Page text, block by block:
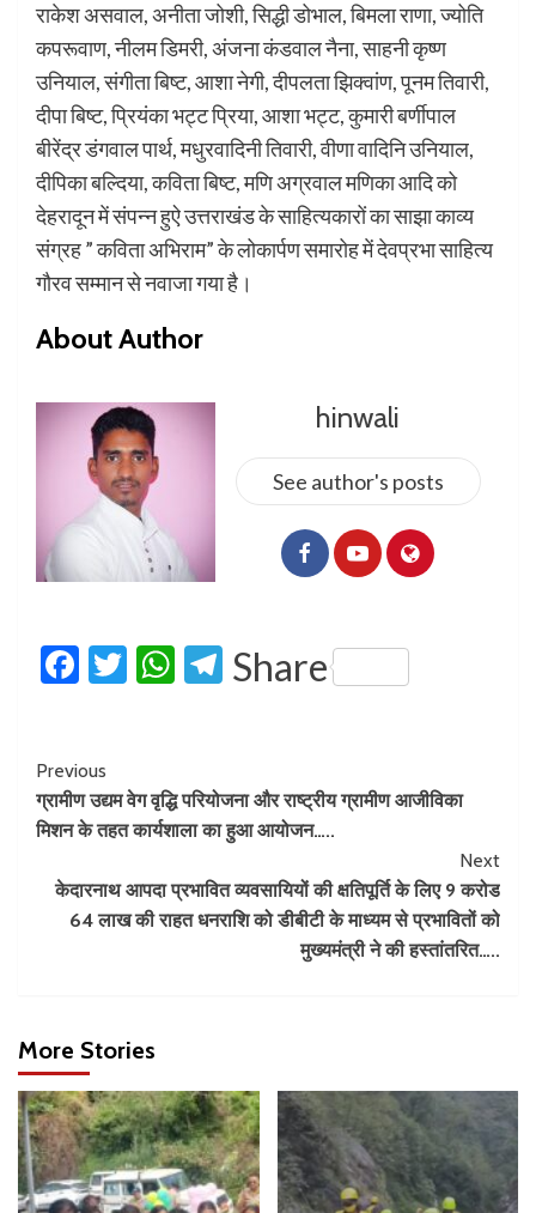
राकेश असवाल, अनीता जोशी, सिद्धी डोभाल, बिमला राणा, ज्योति
कपरूवाण, नीलम डिमरी, अंजना कंडवाल नैना, साहनी कृष्ण
उनियाल, संगीता बिष्ट, आशा नेगी, दीपलता झिक्वांण, पूनम तिवारी,
दीपा बिष्ट, प्रियंका भट्ट प्रिया, आशा भट्ट, कुमारी बर्णीपाल
बीरेंद्र डंगवाल पार्थ, मधुरवादिनी तिवारी, वीणा वादिनि उनियाल,
दीपिका बल्दिया, कविता बिष्ट, मणि अग्रवाल मणिका आदि को
देहरादून में संपन्न हुऐ उत्तराखंड के साहित्यकारों का साझा काव्य
संग्रह ” कविता अभिराम” के लोकार्पण समारोह में देवप्रभा साहित्य
गौरव सम्मान से नवाजा गया है।
About Author
hinwali
See author's posts
Facebook
Twitter
WhatsApp
Telegram
Share
Previous
ग्रामीण उद्यम वेग वृद्धि परियोजना और राष्ट्रीय ग्रामीण आजीविका
मिशन के तहत कार्यशाला का हुआ आयोजन…..
Next
केदारनाथ आपदा प्रभावित व्यवसायियों की क्षतिपूर्ति के लिए 9 करोड
64 लाख की राहत धनराशि को डीबीटी के माध्यम से प्रभावितों को
मुख्यमंत्री ने की हस्तांतरित…..
More Stories